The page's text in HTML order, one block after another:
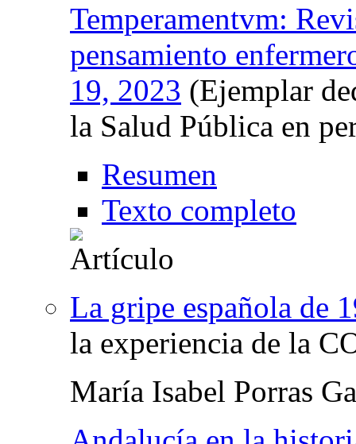
Temperamentvm:
pensamiento
19, 2023 (Ejemplar
la Salud Pública en
Resumen
Texto completo
La gripe española de
la experiencia de la
María Isabel Porras